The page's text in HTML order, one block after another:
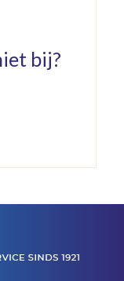
bij?